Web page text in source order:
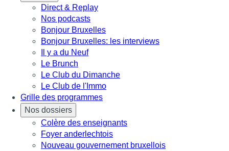
Direct & Replay
Nos podcasts
Bonjour Bruxelles
Bonjour Bruxelles: les interviews
Il y a du Neuf
Le Brunch
Le Club du Dimanche
Le Club de l'Immo
Grille des programmes
Nos dossiers
Colère des enseignants
Foyer anderlechtois
Nouveau gouvernement bruxellois